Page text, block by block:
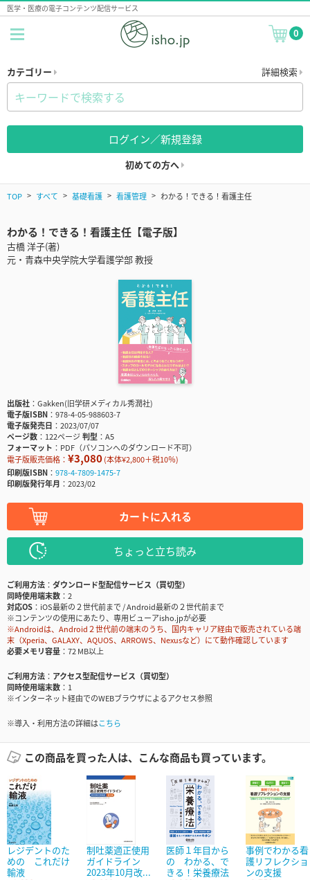
医学・医療の電子コンテンツ配信サービス
0
カテゴリー 詳細検索
ログイン／新規登録
初めての方へ
TOP すべて 基礎看護 看護管理 わかる！できる！看護主任
わかる！できる！看護主任【電子版】
古橋 洋子(著)
元・青森中央学院大学看護学部 教授
出版社
Gakken(旧学研メディカル秀潤社)
電子版ISBN
978-4-05-988603-7
電子版発売日
2023/07/07
ページ数
122ページ判型
A5
フォーマット
PDF（パソコンへのダウンロード不可）
電子版販売価格： ¥3,080(本体¥2,800＋税10％)
印刷版ISBN
978-4-7809-1475-7
印刷版発行年月
2023/02
カートに入れる
ちょっと立ち読み
ご利用方法
ダウンロード型配信サービス（買切型）
同時使用端末数
2
対応OS
iOS最新の２世代前まで / Android最新の２世代前まで
※コンテンツの使用にあたり、専用ビューアisho.jpが必要
※Androidは、Android２世代前の端末のうち、国内キャリア経由で販売されている端
末（Xperia、GALAXY、AQUOS、ARROWS、Nexusなど）にて動作確認しています
必要メモリ容量
72 MB以上
ご利用方法
アクセス型配信サービス（買切型）
同時使用端末数
1
※インターネット経由でのWEBブラウザによるアクセス参照
※導入・利用方法の詳細はこちら
この商品を買った人は、こんな商品も買っています。
レジデントのた
めの これだけ
輸液
制吐薬適正使用
ガイドライン
2023年10月改...
医師１年目から
の わかる、で
きる！栄養療法
事例でわかる看
護リフレクショ
ンの支援